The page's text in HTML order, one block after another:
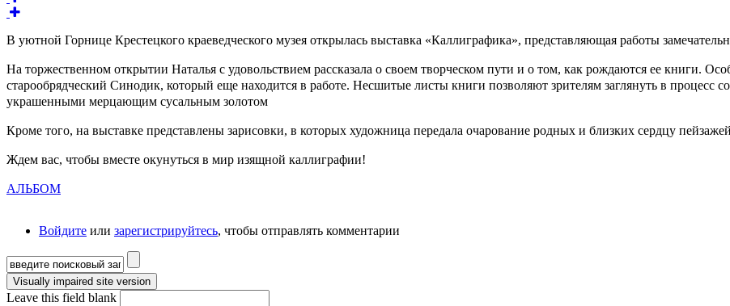
В уютной Горнице Крестецкого краеведческого музея открылась выставка «Каллиграфика», представляющая работы
На торжественном открытии Наталья с удовольствием рассказала о своем творческом пути и о том, как рождаются ее книги.
старообрядческий Синодик, который еще находится в работе. Несшитые листы книги позволяют зрителям заглянуть в процесс
украшенными мерцающим сусальным золотом
Кроме того, на выставке представлены зарисовки, в которых художница передала очарование родных и близких сердцу
Ждем вас, чтобы вместе окунуться в мир изящной каллиграфии!
АЛЬБОМ
Войдите или зарегистрируйтесь, чтобы отправлять комментарии
Форма поиска
Leave this field blank